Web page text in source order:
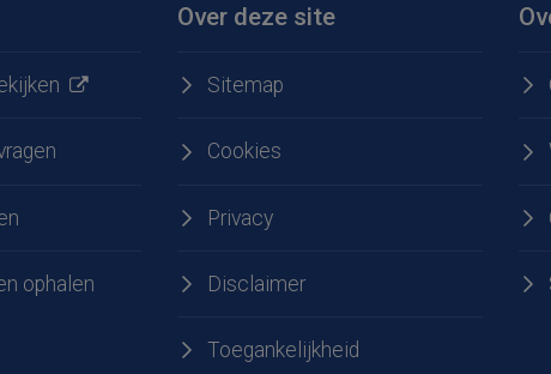
ophalen
Over deze site
Sitemap
Cookies
Privacy
Disclaimer
Toegankelijkheid